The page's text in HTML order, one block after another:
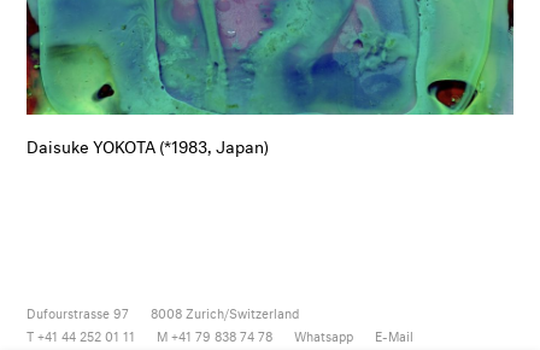
Daisuke YOKOTA (*1983, Japan)
Dufourstrasse 97 8008 Zurich/Switzerland
T +41 44 252 01 11
M +41 79 838 74 78 Whatsapp E-Mail